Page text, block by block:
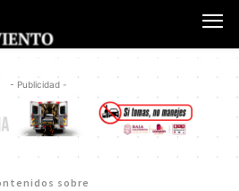
- Publicidad -
sobre